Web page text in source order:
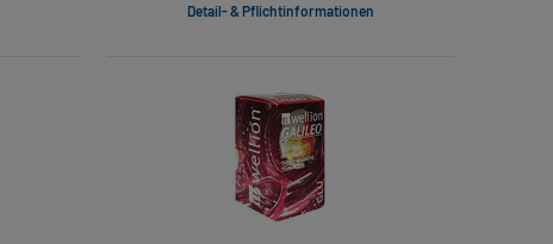
Detail- & Pflichtinformationen